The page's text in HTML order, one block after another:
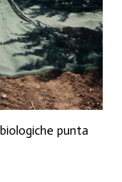
punta